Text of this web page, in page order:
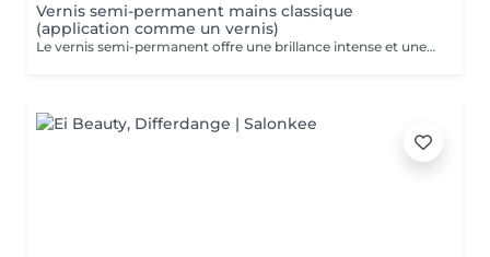
Vernis semi-permanent mains classique
(application comme un vernis)
Le vernis semi-permanent offre une brillance intense et une tenue irréprochable pendant deux à trois semaines. Contrairement au vernis classique, il ne s'écaille pas et garde son éclat jour après jour, même sur des mains sollicitées. L'application est fine comme un vernis. Le travail des cuticules (manucure combinée) est inclus dans la prestation. C'est la solution idéale pour celles qui souhaitent une manucure impeccable, durable et sans entretien quotidien. Dépose de votre ancien semi-permanent mains compris dans la prestation.